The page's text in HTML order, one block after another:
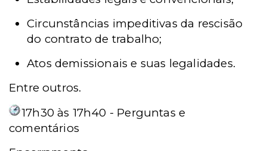
Circunstâncias impeditivas da rescisão
do contrato de trabalho;
Atos demissionais e suas legalidades.
Entre outros.
17h30 às 17h40 - Perguntas e
comentários